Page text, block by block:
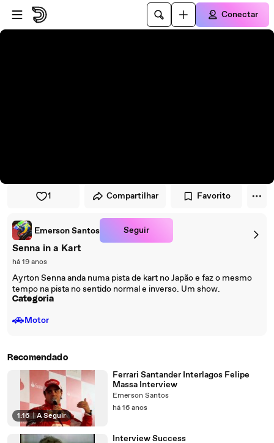
Pular para o player
Ir para o conteúdo principal
Conectar
1 Compartilhar Favorito
Emerson Santos Seguir
Senna in a Kart
há 19 anos
Ayrton Senna anda numa pista de kart no Japão e faz o mesmo
tempo na pista no sentido normal e inverso. Um show.
Categoria
🚗Motor
Recomendado
1:16 | A Seguir
Ferrari Santander Interlagos Felipe
Massa Interview
Emerson Santos
há 16 anos
Interview Success